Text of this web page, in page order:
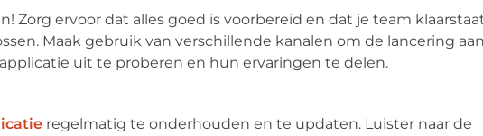
Zorg ervoor dat alles goed is voorbereid en dat je team
Maak gebruik van verschillende kanalen om de lancering
uit te proberen en hun ervaringen te delen.
regelmatig te onderhouden en te updaten. Luister naar de